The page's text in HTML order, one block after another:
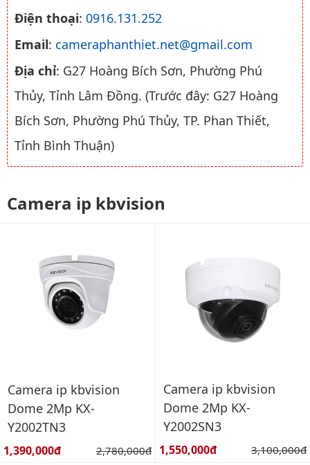
Điện thoại: 0916.131.252
Email: cameraphanthiet.net@gmail.com
Địa chỉ: G27 Hoàng Bích Sơn, Phường Phú
Thủy, Tỉnh Lâm Đồng. (Trước đây: G27 Hoàng
Bích Sơn, Phường Phú Thủy, TP. Phan Thiết,
Tỉnh Bình Thuận)
Camera ip kbvision
Camera ip kbvision
Dome 2Mp KX-
Y2002TN3
Giá bán:
1,390,000đ Giá gốc:
2,780,000đ
Camera ip kbvision
Dome 2Mp KX-
Y2002SN3
Giá bán:
1,550,000đ Giá gốc:
3,100,000đ